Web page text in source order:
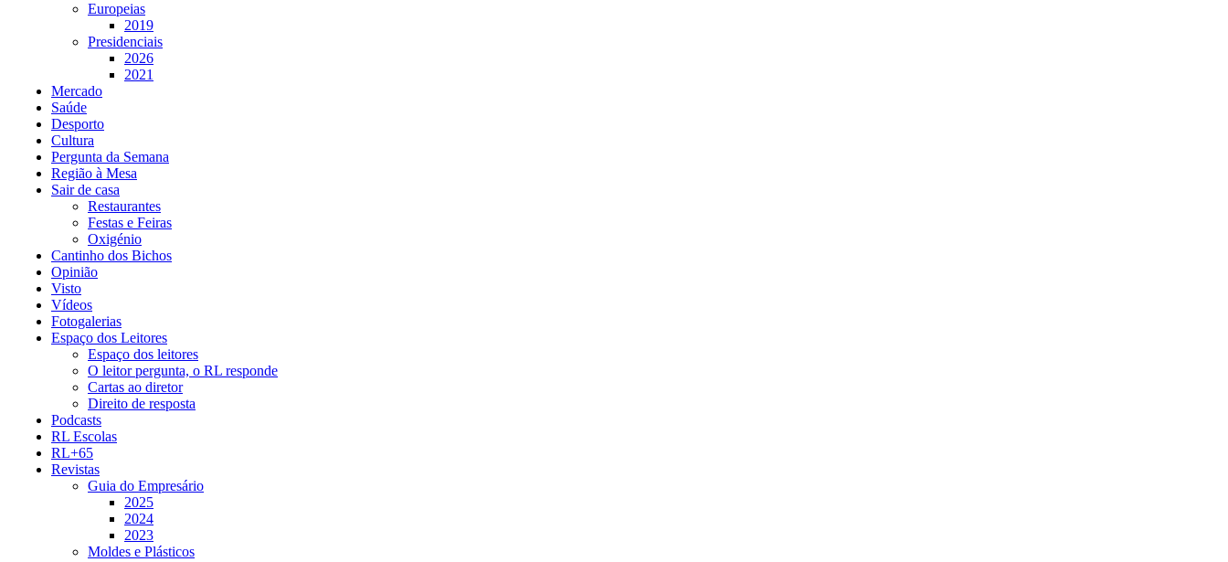
Europeias
2019
Presidenciais
2026
2021
Mercado
Saúde
Desporto
Cultura
Pergunta da Semana
Região à Mesa
Sair de casa
Restaurantes
Festas e Feiras
Oxigénio
Cantinho dos Bichos
Opinião
Visto
Vídeos
Fotogalerias
Espaço dos Leitores
Espaço dos leitores
O leitor pergunta, o RL responde
Cartas ao diretor
Direito de resposta
Podcasts
RL Escolas
RL+65
Revistas
Guia do Empresário
2025
2024
2023
Moldes e Plásticos